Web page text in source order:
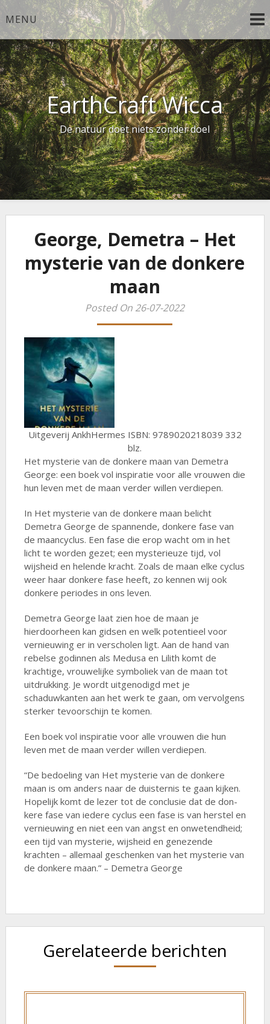
Ga
naar
de
inhoud
MENU
EarthCraft Wicca
De natuur doet niets zonder doel
George, Demetra – Het
mysterie van de donkere
maan
Posted On 26-07-2022
Uitgeverij AnkhHermes ISBN: 9789020218039 332
blz.
Het mysterie van de donkere maan van Demetra
George: een boek vol inspiratie voor alle vrouwen die
hun leven met de maan verder willen verdiepen.
In Het mysterie van de donkere maan belicht
Demetra George de spannende, donkere fase van
de maancyclus. Een fase die erop wacht om in het
licht te worden gezet; een mysterieuze tijd, vol
wijsheid en helende kracht. Zoals de maan elke cyclus
weer haar donkere fase heeft, zo kennen wij ook
donkere periodes in ons leven.
Demetra George laat zien hoe de maan je
hierdoorheen kan gidsen en welk potentieel voor
vernieuwing er in verscholen ligt. Aan de hand van
rebelse godinnen als Medusa en Lilith komt de
krachtige, vrouwelijke symboliek van de maan tot
uitdrukking. Je wordt uitgenodigd met je
schaduwkanten aan het werk te gaan, om vervolgens
sterker tevoorschijn te komen.
Een boek vol inspiratie voor alle vrouwen die hun
leven met de maan verder willen verdiepen.
“De bedoeling van Het mysterie van de donkere
maan is om anders naar de duisternis te gaan kijken.
Hopelijk komt de lezer tot de conclusie dat de don­
kere fase van iedere cyclus een fase is van herstel en
vernieuwing en niet een van angst en onwetendheid;
een tijd van mysterie, wijsheid en genezende
krachten – allemaal geschenken van het mysterie van
de donkere maan.” – Demetra George
Gerelateerde berichten